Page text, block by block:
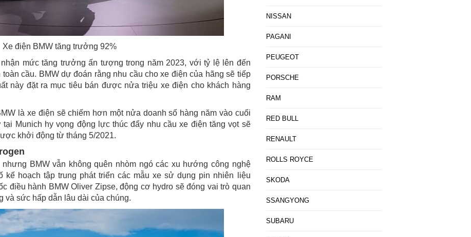
Xe điện BMW tăng trưởng 92%
mức tăng trưởng ấn tượng trong năm 2023, với tỷ lệ lên đến
cầu. BMW dự đoán rằng nhu cầu cho xe điện của hãng sẽ tiếp
này đặt ra mục tiêu bán được nửa triệu xe điện cho khách hàng
là xe điện sẽ chiếm hơn một nửa doanh số hàng năm vào cuối
Munich hy vọng động lực thúc đẩy nhu cầu xe điện tăng vọt sẽ
khởi động từ tháng 5/2021.
BMW vẫn không quên nhòm ngó các xu hướng công nghệ
kế hoạch tập trung phát triển các mẫu xe sử dụng pin nhiên liệu
điều hành BMW Oliver Zipse, động cơ hydro sẽ đóng vai trò quan
và sức hấp dẫn lâu dài của chúng.
NISSAN
PAGANI
PEUGEOT
PORSCHE
RAM
RED BULL
RENAULT
ROLLS ROYCE
SKODA
SSANGYONG
SUBARU